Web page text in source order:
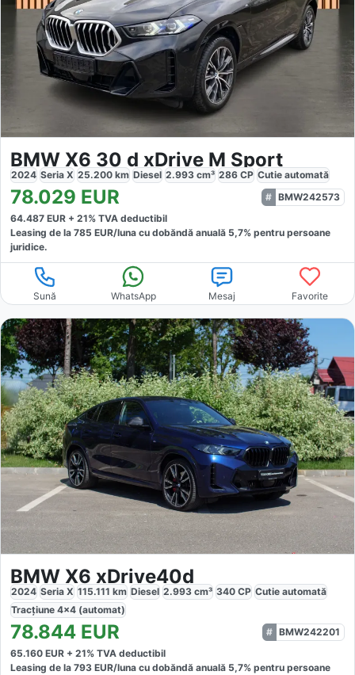
BMW X6 30 d xDrive M Sport
2024 Seria X 25.200 km Diesel 2.993 cm³ 286 CP Cutie automată
78.029 EUR
BMW242573
64.487 EUR + 21% TVA deductibil
Leasing de la 785 EUR/luna cu dobăndă anuală 5,7% pentru persoane
juridice.
Sună WhatsApp Mesaj Favorite
BMW X6 xDrive40d
2024 Seria X 115.111 km Diesel 2.993 cm³ 340 CP Cutie automată
Tracțiune 4x4 (automat)
78.844 EUR
BMW242201
65.160 EUR + 21% TVA deductibil
Leasing de la 793 EUR/luna cu dobăndă anuală 5,7% pentru persoane